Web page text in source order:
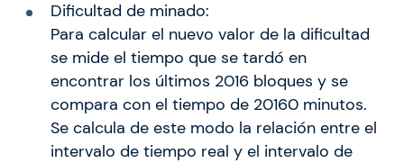
Dificultad de minado:
Para calcular el nuevo valor de la dificultad
se mide el tiempo que se tardó en
encontrar los últimos 2016 bloques y se
compara con el tiempo de 20160 minutos.
Se calcula de este modo la relación entre el
intervalo de tiempo real y el intervalo de